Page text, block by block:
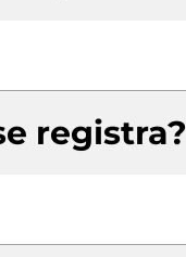
registra?